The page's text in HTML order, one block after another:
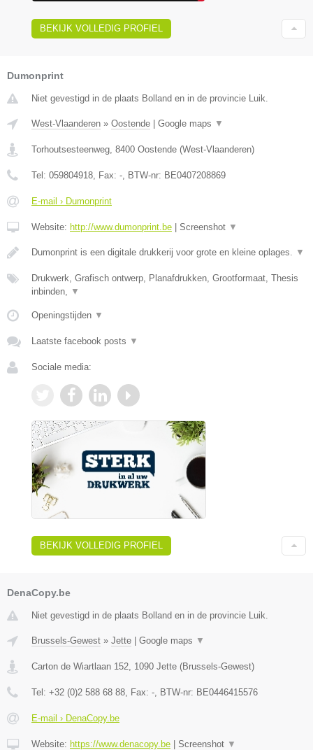
BEKIJK VOLLEDIG PROFIEL
Dumonprint
Niet gevestigd in de plaats Bolland en in de provincie Luik.
West-Vlaanderen » Oostende Google maps ▼
Torhoutsesteenweg 8400 Oostende (West-Vlaanderen)
Tel: 059804918 , Fax: - , BTW-nr: BE0407208869
E-mail › Dumonprint
Website: http://www.dumonprint.be Screenshot ▼
Dumonprint is een digitale drukkerij voor grote en kleine oplages. ▼
Drukwerk, Grafisch ontwerp, Planafdrukken, Grootformaat, Thesis
inbinden,
▼
Openingstijden ▼
Laatste facebook posts ▼
Sociale media:
BEKIJK VOLLEDIG PROFIEL
DenaCopy.be
Niet gevestigd in de plaats Bolland en in de provincie Luik.
Brussels-Gewest » Jette | Google maps ▼
Carton de Wiartlaan 152 1090 Jette (Brussels-Gewest)
Tel: +32 (0)2 588 68 88 , Fax: - , BTW-nr: BE0446415576
E-mail › DenaCopy.be
Website: https://www.denacopy.be | Screenshot ▼